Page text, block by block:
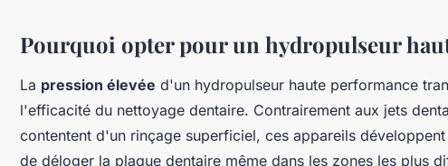
Pourquoi opter pour un hydropulseur
La pression élevée d'un hydropulseur haute performance
l'efficacité du nettoyage dentaire. Contrairement aux jets
contentent d'un rinçage superficiel, ces appareils
de déloger la plaque dentaire même dans les zones les plus